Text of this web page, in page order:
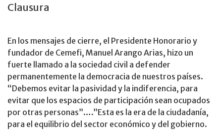
Clausura
En los mensajes de cierre, el Presidente Honorario y
fundador de Cemefi, Manuel Arango Arias, hizo un
fuerte llamado a la sociedad civil a defender
permanentemente la democracia de nuestros países.
“Debemos evitar la pasividad y la indiferencia, para
evitar que los espacios de participación sean ocupados
por otras personas”….”Esta es la era de la ciudadanía,
para el equilibrio del sector económico y del gobierno.